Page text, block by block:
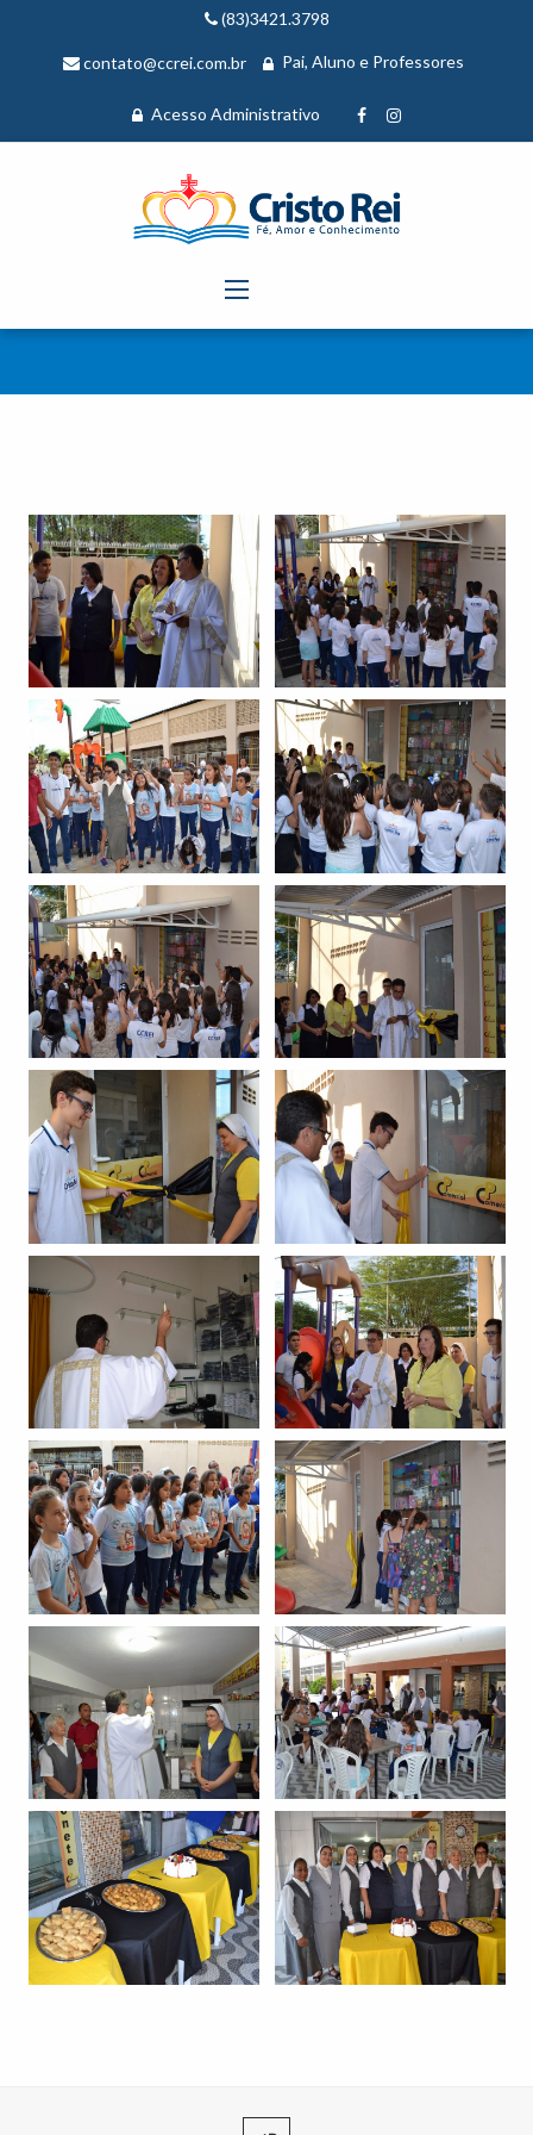
(83)3421.3798
contato@ccrei.com.br Pai, Aluno e Professores
Acesso Administrativo